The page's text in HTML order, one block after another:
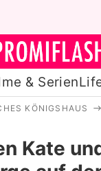
& Serien
Stars
KÖNIGSHAUS
Kate